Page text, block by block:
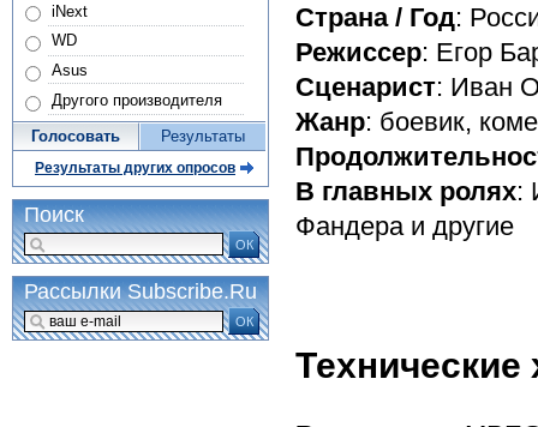
Страна / Год:
Режиссер: Егор
Сценарист: Иван
Жанр: боевик,
В главных ролях:
Фандера и другие
Технические
iNext
WD
Asus
Другого производителя
Голосовать Результаты
Результаты других опросов
Поиск
ОК
Рассылки Subscribe.Ru
ОК